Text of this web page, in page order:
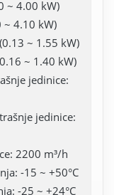
~ 4.00 kW)
~ 4.10 kW)
~ 1.55 kW)
~ 1.40 kW)
jedinice:
jedinice:
2200 m³/h
-15 ~ +50°C
-25 ~ +24°C